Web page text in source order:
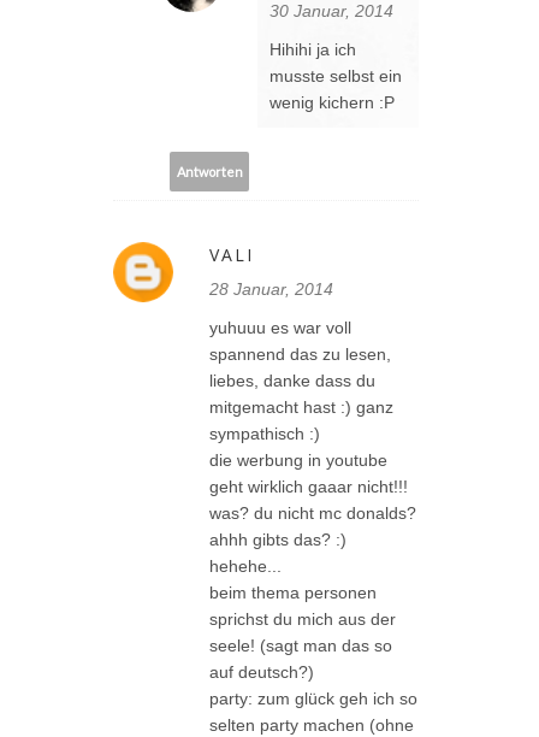
30 Januar, 2014
Hihihi ja ich
musste selbst ein
wenig kichern :P
Antworten
VALI
28 Januar, 2014
yuhuuu es war voll
spannend das zu lesen,
liebes, danke dass du
mitgemacht hast :) ganz
sympathisch :)
die werbung in youtube
geht wirklich gaaar nicht!!!
was? du nicht mc donalds?
ahhh gibts das? :)
hehehe...
beim thema personen
sprichst du mich aus der
seele! (sagt man das so
auf deutsch?)
party: zum glück geh ich so
selten party machen (ohne